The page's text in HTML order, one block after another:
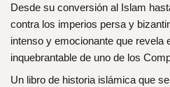
Desde su conversión al Islam
contra los imperios persa y
intenso y emocionante que revela
inquebrantable de uno de los
Un libro de historia islámica que